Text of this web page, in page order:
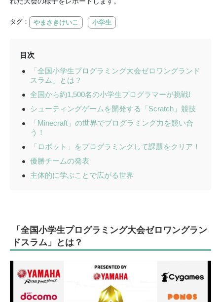
タグ： やまさきけいこ 小学生
目次
「全国小学生プログラミング大会ゼロワングランド
スラム」とは？
全国から約1,500名の小学生プログラマーが挑戦!
シューティングゲームを開発する「Scratch」競技
「Minecraft」の世界でプログラミング力を競い合
う！
「ロボット」をプログラミングして課題をクリア！
優勝チームの発表
主体的に学ぶことで広がる世界
「全国小学生プログラミング大会ゼロワングラン
ドスラム」とは？